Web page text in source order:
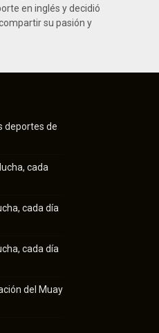
en inglés y decidió
su pasión y
deportes de
cada
cada día
cada día
del Muay